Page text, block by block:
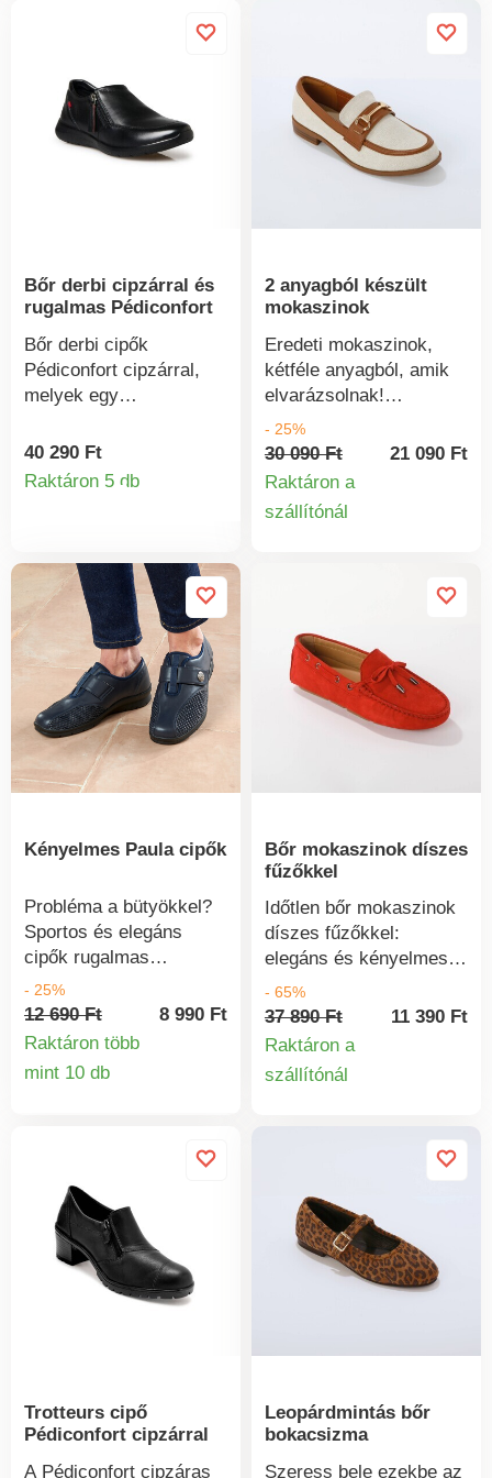
mintázattal. Könnyen
hátul és masszív sarok.
Szögletes sarok.
Elasztomer
csúszásgátló talp.
Bőr derbi cipzárral és
rugalmas Pédiconfort
Bőr derbi cipők
Pédiconfort cipzárral,
melyek egy
felhúzhatók. Bőr
felsőrész eredeti
puha lépésért. Kívül
cipzár, belül rugalmas.
Kellemesen széles,
érzékeny lábakra is
alkalmas. Mintás,
csúszásmentes "sport"
talp.
40 290 Ft
Raktáron 5 dbTermékinformációk
2 anyagból készült
mokaszinok
Eredeti mokaszinok,
kétféle anyagból, amik
elvarázsolnak!
Kontrasztos betétek a
felsőrészen. Fém
díszítések a nyelven és
talpbetét a puha
- 25%
30 090 Ft
21 090 Ft
Raktáron a
szállítónál
Kényelmes Paula cipők
Probléma a bütyökkel?
Sportos és elegáns
cipők rugalmas
betétekkel, amelyek
érezhetően csökkentik a
hólyagok kialakulását.
párnázottsággal.
Valgus esetén.
Variálható tépőzáras
rögzítés. Könnyen
felcsúsztatható.
- 25%
12 690 Ft
8 990 Ft
Raktáron több
mint 10 db
Termékinformációk
Bőr mokaszinok díszes
fűzőkkel
Időtlen bőr mokaszinok
díszes fűzőkkel:
elegáns és kényelmes,
rugalmas, puha, kiváló
minőségű bőrből
készült. Kiváló
Kivehető habszivacs
Széles betét a saroknál.
Masszív sarok. Mintás
csúszásgátló talp.
Rendszeresen ápold
cipődet foltok és
nedvesség elleni
- 65%
37 890 Ft
11 390 Ft
Raktáron a
szállítónál
Trotteurs cipő
Pédiconfort cipzárral
A Pédiconfort cipzáras
Leopárdmintás bőr
bokacsizma
Szeress bele ezekbe az